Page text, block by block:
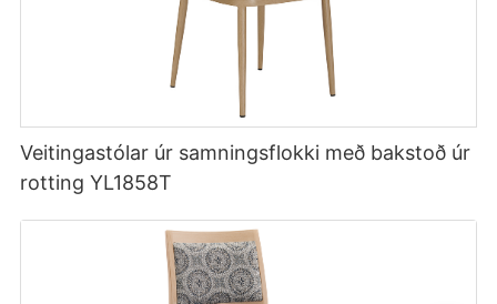
Veitingastólar úr samningsflokki með bakstoð úr
rotting YL1858T